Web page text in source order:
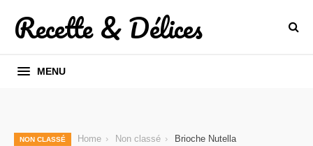
Recette & Délices
MENU
NON CLASSÉ Home Non classé Brioche Nutella